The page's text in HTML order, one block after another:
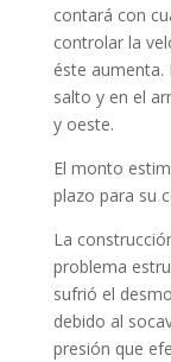
contará con
controlar la
éste aumenta.
salto y en el
y oeste.
El monto
plazo para su
La
problema
sufrió el
debido al
presión que